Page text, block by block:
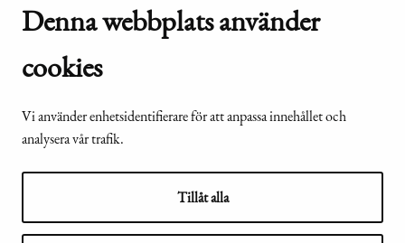
Denna webbplats använder
cookies
Vi använder enhetsidentifierare för att anpassa innehållet och
analysera vår trafik.
Tillåt alla
För media
Vanliga frågor och svar
© Republikens
presidents kansli
2024